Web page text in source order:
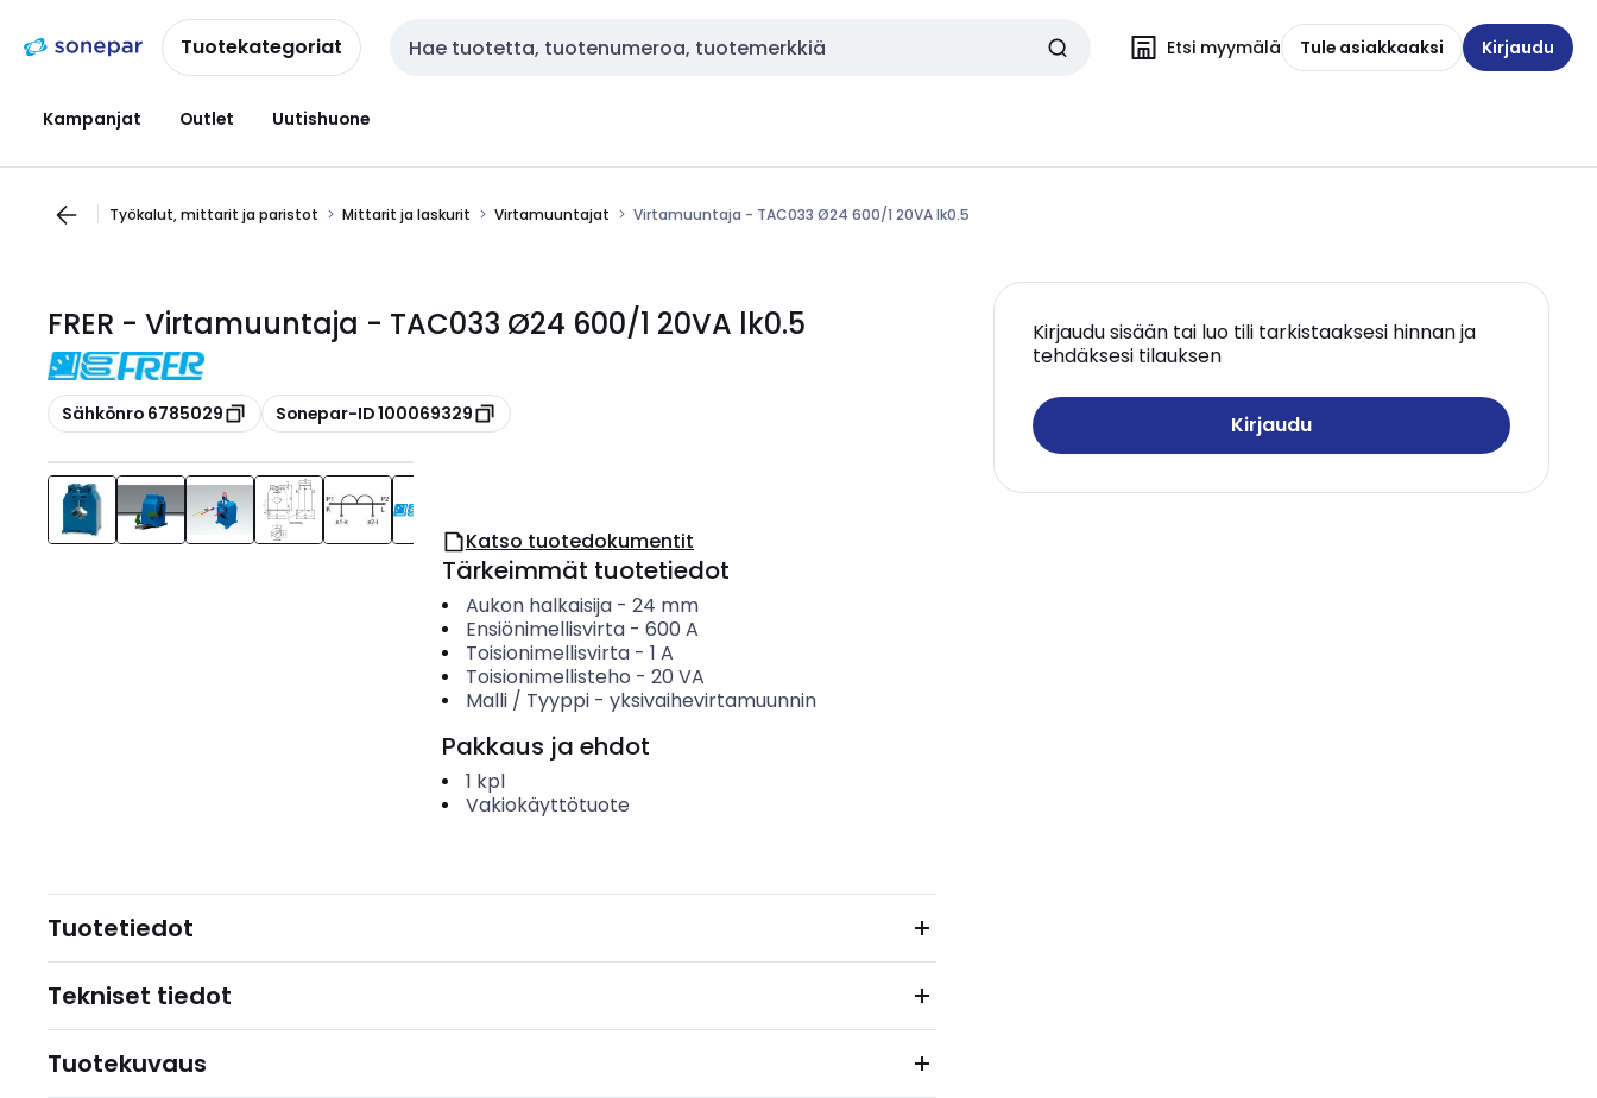
navigointiinsisältöönTuotekategoriat Haku Etsi myymälä Tule asiakkaaksi Kirjaudu
Kampanjat Outlet Uutishuone
Työkalut, mittarit ja paristot Mittarit ja laskurit Virtamuuntajat Virtamuuntaja - TAC033 Ø24 600/1 20VA lk0.5
FRER - Virtamuuntaja - TAC033 Ø24 600/1 20VA lk0.5
Kopioi
Sähkönro 6785029 Kopioi
Sonepar-ID 100069329
Kirjaudu sisään tai luo tili tarkistaaksesi hinnan ja
tehdäksesi tilauksen
Kirjaudu
Katso tuotedokumentit
Tärkeimmät tuotetiedot
Aukon halkaisija- 24 mm
Ensiönimellisvirta- 600 A
Toisionimellisvirta- 1 A
Toisionimellisteho - 20 VA
Malli / Tyyppi- yksivaihevirtamuunnin
Pakkaus ja ehdot
1 kpl
Vakiokäyttötuote
Tuotetiedot
Tekniset tiedot
Tuotekuvaus